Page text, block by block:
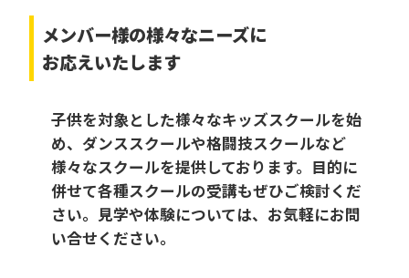
メンバー様の様々なニーズに
お応えいたします
子供を対象とした様々なキッズスクールを始
め、ダンススクールや格闘技スクールなど
様々なスクールを提供しております。目的に
併せて各種スクールの受講もぜひご検討くだ
さい。見学や体験については、お気軽にお問
い合せください。